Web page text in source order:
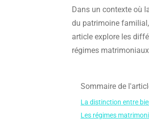
Dans un contexte où
du patrimoine
article explore les
régimes
Sommaire de
La distinction entre
Les régimes